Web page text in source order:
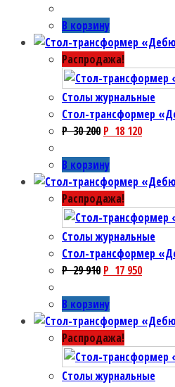
В корзину
Распродажа!
Столы журнальные
Cтол-трансформер
P30 200 P 18 120
В корзину
Распродажа!
Столы журнальные
Cтол-трансформер
P29 910 P 17 950
В корзину
Распродажа!
Столы журнальные